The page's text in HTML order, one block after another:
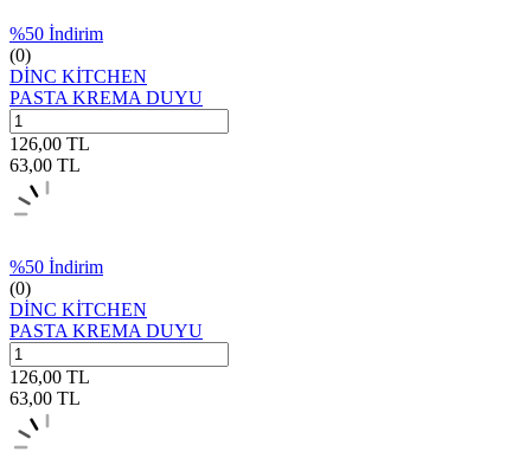
%50 İndirim
(0)
DİNC KİTCHEN
PASTA KREMA DUYU
126,00 TL
63,00 TL
%50 İndirim
(0)
DİNC KİTCHEN
PASTA KREMA DUYU
126,00 TL
63,00 TL